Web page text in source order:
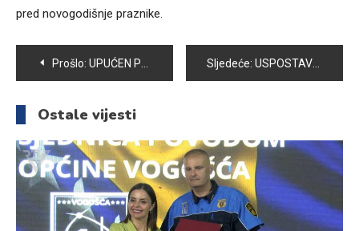
pred novogodišnje praznike.
Navigacija
članaka
Prošlo: UPUĆEN POZIV POLJOPRIVREDNICIMA ZA PRIKUPLJANJE PODATAKA O ZEMLJIŠTU KOJE NIJE UPISANO U RPG Sljedeće: USPOSTAVLJANJEM JASNIH PRAVILA RODITELJI DJECU UČE KORISNOM UPRAVLJANJU IT TEHNOLOGIJAMA
Ostale vijesti